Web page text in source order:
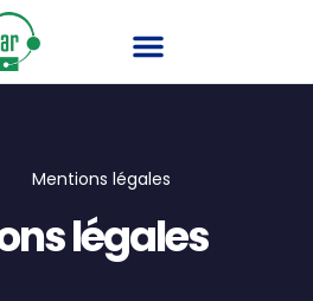
Mentions légales
légales